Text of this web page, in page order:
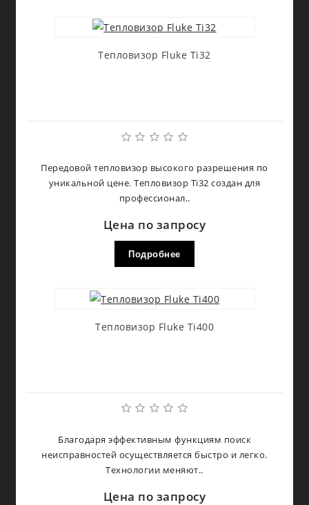
Тепловизор Fluke Ti32
Передовой тепловизор высокого разрешения по
уникальной цене. Тепловизор Ti32 создан для
профессионал..
Цена по запросу
Подробнее
Тепловизор Fluke Ti400
Благодаря эффективным функциям поиск
неисправностей осуществляется быстро и легко.
Технологии меняют..
Цена по запросу